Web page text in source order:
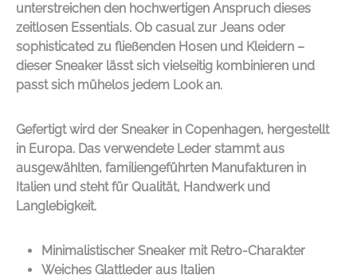
unterstreichen den hochwertigen Anspruch dieses
zeitlosen Essentials. Ob casual zur Jeans oder
sophisticated zu fließenden Hosen und Kleidern –
dieser Sneaker lässt sich vielseitig kombinieren und
passt sich mühelos jedem Look an.
Gefertigt wird der Sneaker in Copenhagen, hergestellt
in Europa. Das verwendete Leder stammt aus
ausgewählten, familiengeführten Manufakturen in
Italien und steht für Qualität, Handwerk und
Langlebigkeit.
Minimalistischer Sneaker mit Retro-Charakter
Weiches Glattleder aus Italien